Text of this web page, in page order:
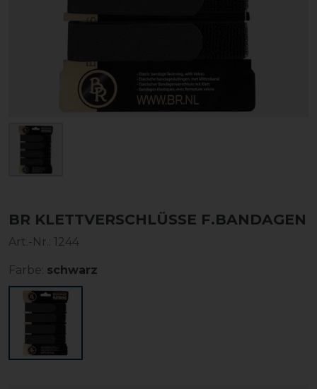
BR KLETTVERSCHLÜSSE F.BANDAGEN
Art.-Nr.: 1244
Farbe: schwarz